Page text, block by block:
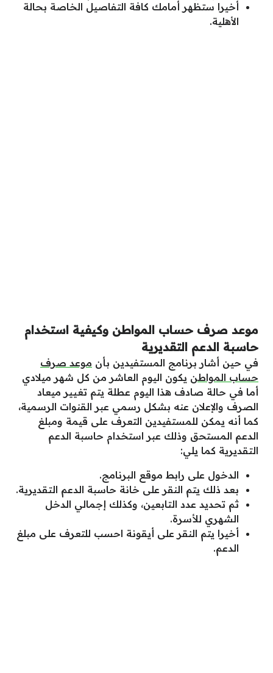
أخيرا ستظهر أمامك كافة التفاصيل الخاصة بحالة
الأهلية.
موعد صرف حساب المواطن وكيفية استخدام
حاسبة الدعم التقديرية
في حين أشار برنامج المستفيدين بأن موعد صرف
حساب المواطن يكون اليوم العاشر من كل شهر ميلادي
أما في حالة صادف هذا اليوم عطلة يتم تغيير ميعاد
الصرف والإعلان عنه بشكل رسمي عبر القنوات الرسمية،
كما أنه يمكن للمستفيدين التعرف على قيمة ومبلغ
الدعم المستحق وذلك عبر استخدام حاسبة الدعم
التقديرية كما يلي:
الدخول على رابط موقع البرنامج.
بعد ذلك يتم النقر على خانة حاسبة الدعم التقديرية.
ثم تحديد عدد التابعين، وكذلك إجمالي الدخل
الشهري للأسرة.
أخيرا يتم النقر على أيقونة احسب للتعرف على مبلغ
الدعم.